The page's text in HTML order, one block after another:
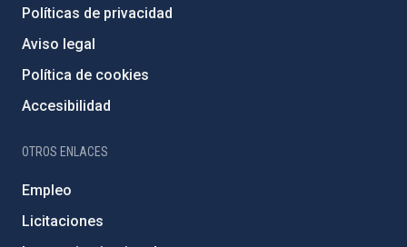
Políticas de privacidad
Aviso legal
Política de cookies
Accesibilidad
OTROS ENLACES
Empleo
Licitaciones